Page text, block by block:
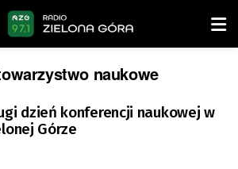
naukowe
dzień konferencji naukowej w
Górze